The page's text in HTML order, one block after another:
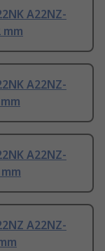
A22NZ-
mm
A22NZ-
A22NZ-
A22NZ-